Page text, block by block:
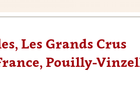
Les Grands Crus
Pouilly-